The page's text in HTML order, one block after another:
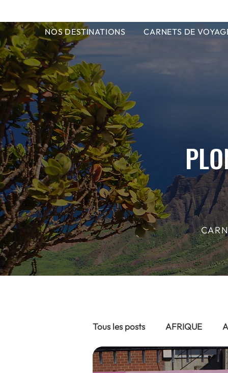
NOS DESTINATIONS CARNETS DE
Tous les posts AFRIQUE
ASIE DU SUD EST